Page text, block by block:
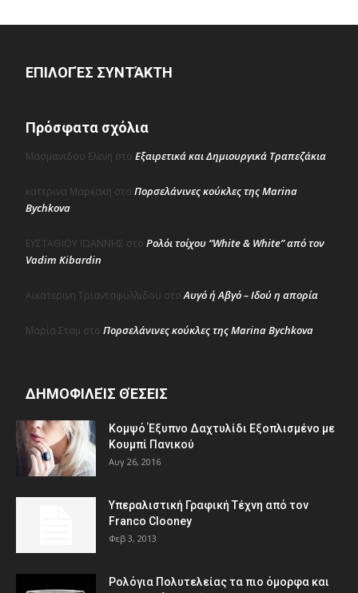
ΕΠΙΛΟΓΈΣ ΣΥΝΤΆΚΤΗ
Πρόσφατα σχόλια
Μασμανιδου Ελενη στο Εξαιρετικά και Δημιουργικά Τραπεζάκια
κατερινα Μαρκακη στο Πορσελάνινες κούκλες της Marina
Bychkova
ΕΥΣΤΑΘΙΟΥ ΙΩΑΝΝΗΣ στο Ρολόι τοίχου “White & White” από τον
Vadim Kibardin
Αικατερινη Τριανταφυλλιδου στοΑυγό ή Αβγό – Ιδού η απορία
Μαρία Σταμ στο Πορσελάνινες κούκλες της Marina Bychkova
ΔΗΜΟΦΙΛΕΊΣ ΘΈΣΕΙΣ
Κομψό Έξυπνο Δαχτυλίδι Εξοπλισμένο με
Κουμπί Πανικού
Αυγ 26, 2016
Υπεραλιστική Γραφική Τέχνη από τον
Franco Clooney
Φεβ 3, 2013
Ρολόγια Πολυτελείας τα πιο όμορφα και